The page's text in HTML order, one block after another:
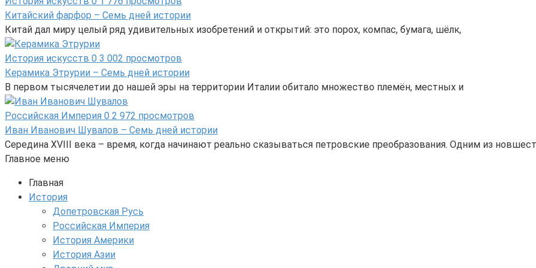
Китайский фарфор – Семь дней истории
Китай дал миру целый ряд удивительных изобретений и открытий: это порох, компас, бумага, шёлк,
История искусств 0 3 002 просмотров
Керамика Этрурии – Семь дней истории
В первом тысячелетии до нашей эры на территории Италии обитало множество племён, местных и
Российская Империя 0 2 972 просмотров
Иван Иванович Шувалов – Семь дней истории
Середина XVIII века – время, когда начинают реально сказываться петровские преобразования. Одним из
Главное меню
Главная
История
Допетровская Русь
Российская Империя
История Америки
История Азии